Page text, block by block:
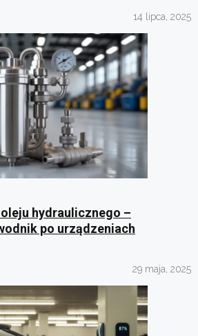
14 lipca, 2025
hydraulicznego –
po urządzeniach
29 maja, 2025